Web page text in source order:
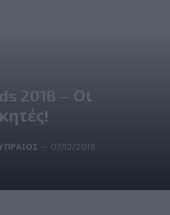
2018 – Οι
07/12/2018